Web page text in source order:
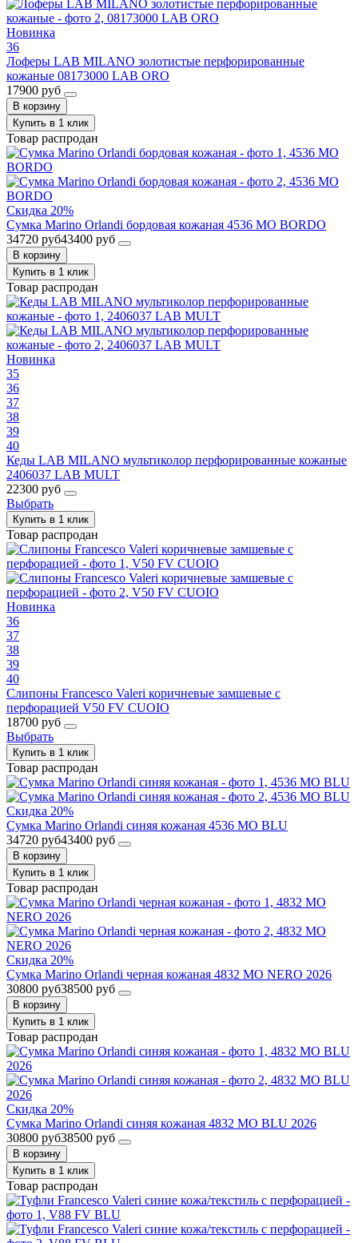
Новинка
36
Лоферы LAB MILANO золотистые перфорированные
кожаные 08173000 LAB ORO
17900 руб
В корзину
Купить в 1 клик
Товар распродан
Скидка 20%
Сумка Marino Orlandi бордовая кожаная 4536 MO BORDO
34720 руб43400 руб
В корзину
Купить в 1 клик
Товар распродан
Новинка
35
36
37
38
39
40
Кеды LAB MILANO мультиколор перфорированные кожаные
2406037 LAB MULT
22300 руб
Выбрать
Купить в 1 клик
Товар распродан
Новинка
36
37
38
39
40
Слипоны Francesco Valeri коричневые замшевые с
перфорацией V50 FV CUOIO
18700 руб
Выбрать
Купить в 1 клик
Товар распродан
Скидка 20%
Сумка Marino Orlandi синяя кожаная 4536 MO BLU
34720 руб43400 руб
В корзину
Купить в 1 клик
Товар распродан
Скидка 20%
Сумка Marino Orlandi черная кожаная 4832 MO NERO 2026
30800 руб38500 руб
В корзину
Купить в 1 клик
Товар распродан
Скидка 20%
Сумка Marino Orlandi синяя кожаная 4832 MO BLU 2026
30800 руб38500 руб
В корзину
Купить в 1 клик
Товар распродан